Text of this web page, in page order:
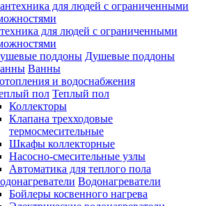
для людей с ограниченными
Душевые поддоны
Ванны
и водоснабжения
Теплый пол
Коллекторы
Клапана трехходовые
термосмесительные
Шкафы коллекторные
Насосно-смесительные узлы
Автоматика для теплого пола
Водонагреватели
Бойлеры косвенного нагрева